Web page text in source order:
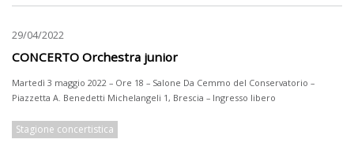
29/04/2022
CONCERTO Orchestra junior
Martedì 3 maggio 2022 – Ore 18 – Salone Da Cemmo del Conservatorio –
Piazzetta A. Benedetti Michelangeli 1, Brescia – Ingresso libero
Stagione concertistica